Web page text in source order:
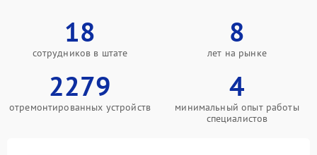
18
сотрудников в штате
8
лет на рынке
2279
отремонтированных устройств
4
минимальный опыт работы
специалистов